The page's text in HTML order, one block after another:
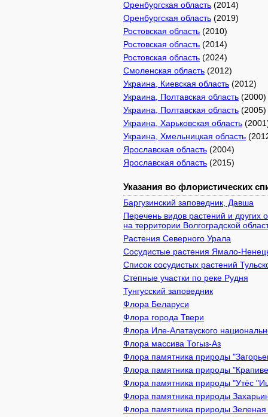
Оренбургская область (2014)
Оренбургская область (2019)
Ростовская область (2010)
Ростовская область (2014)
Ростовская область (2024)
Смоленская область (2012)
Украина, Киевская область (2012)
Украина, Полтавская область (2000)
Украина, Полтавская область (2005)
Украина, Харьковская область
Украина, Хмельницкая область
Ярославская область (2004)
Ярославская область (2015)
Указания во флористических
Баргузинский заповедник, Давша
Перечень видов растений и
на территории Волгоградской
Растения Северного Урала
Сосудистые растения Ямало-
Список сосудистых растений
Степные участки по реке Рудня
Тунгусский заповедник
Флора Беларуси
Флора города Твери
Флора Иле-Алатауского
Флора массива Тогыз-Аз
Флора памятника природы
Флора памятника природы
Флора памятника природы "Утёс
Флора памятника природы
Флора памятника природы Зеленая